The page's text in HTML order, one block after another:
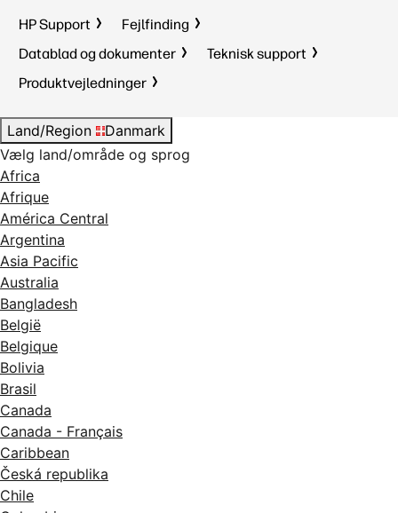
HP Support
Fejlfinding
Datablad og dokumenter
Teknisk support
Produktvejledninger
Land/Region
Danmark
Vælg land/område og sprog
Africa
Afrique
América Central
Argentina
Asia Pacific
Australia
Bangladesh
België
Belgique
Bolivia
Brasil
Canada
Canada - Français
Caribbean
Česká republika
Chile